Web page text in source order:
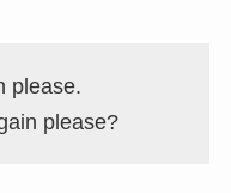
please.
please?